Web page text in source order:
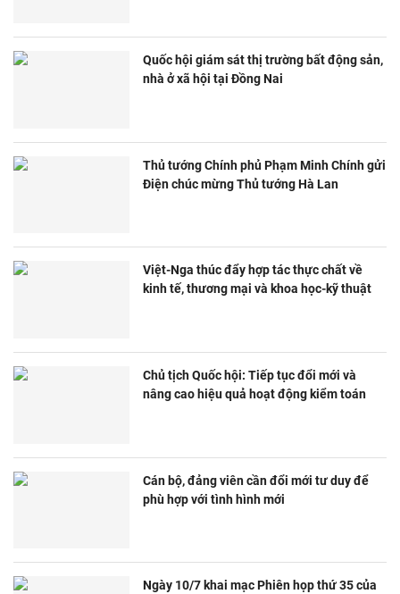
Quốc hội giám sát thị trường bất động sản,
nhà ở xã hội tại Đồng Nai
Thủ tướng Chính phủ Phạm Minh Chính gửi
Điện chúc mừng Thủ tướng Hà Lan
Việt-Nga thúc đẩy hợp tác thực chất về
kinh tế, thương mại và khoa học-kỹ thuật
Chủ tịch Quốc hội: Tiếp tục đổi mới và
nâng cao hiệu quả hoạt động kiểm toán
Cán bộ, đảng viên cần đổi mới tư duy để
phù hợp với tình hình mới
Ngày 10/7 khai mạc Phiên họp thứ 35 của